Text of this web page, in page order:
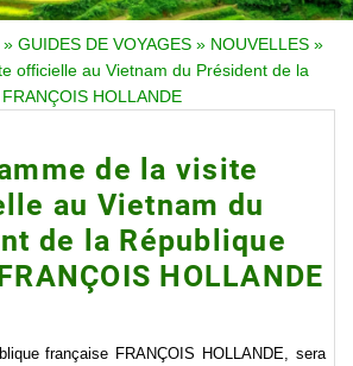
» GUIDES DE VOYAGES » NOUVELLES »
officielle au Vietnam du Président de la
HOLLANDE
de la visite
au Vietnam du
de la République
HOLLANDE
française FRANÇOIS HOLLANDE, sera